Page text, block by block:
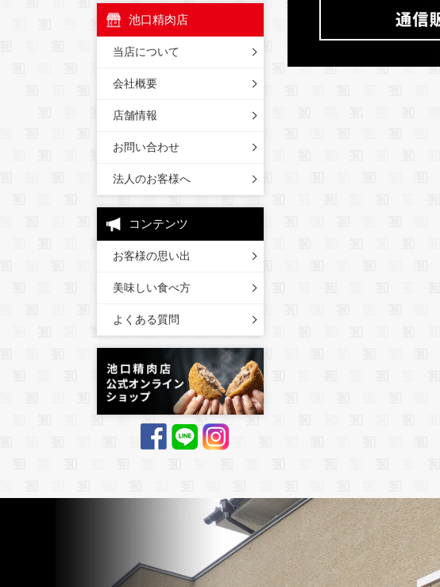
池口精肉店
当店について
会社概要
店舗情報
お問い合わせ
法人のお客様へ
コンテンツ
お客様の思い出
美味しい食べ方
よくある質問